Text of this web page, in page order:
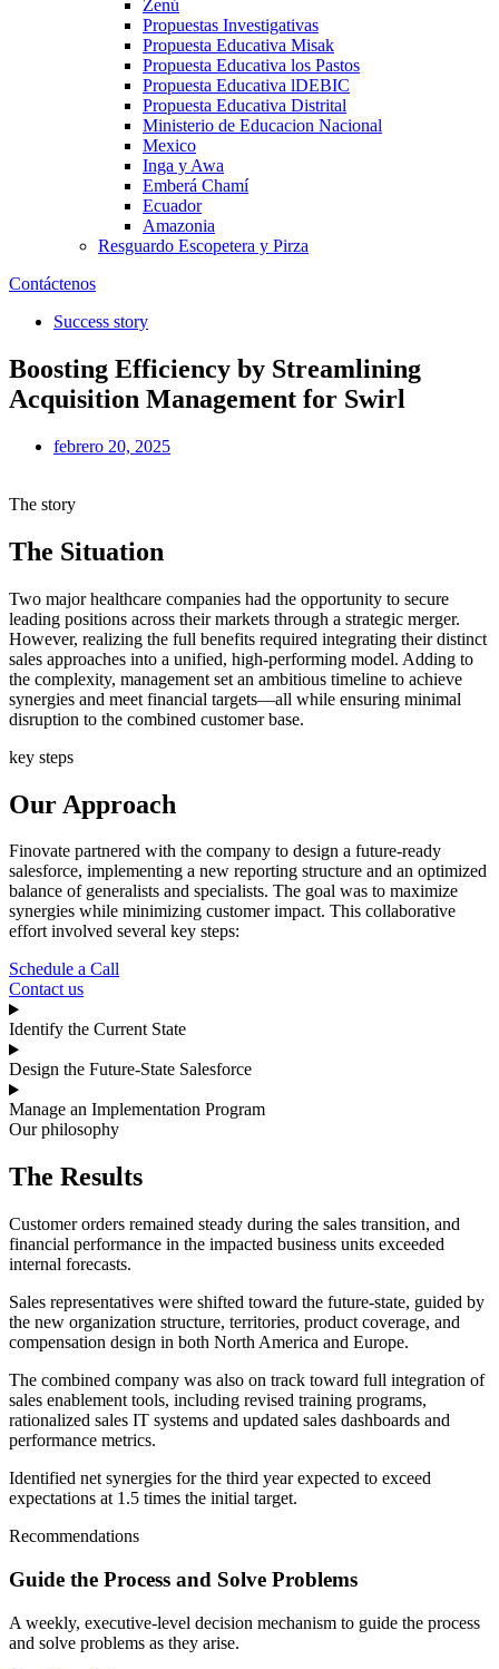
Zenú
Propuestas Investigativas
Propuesta Educativa Misak
Propuesta Educativa los Pastos
Propuesta Educativa lDEBIC
Propuesta Educativa Distrital
Ministerio de Educacion Nacional
Mexico
Inga y Awa
Emberá Chamí
Ecuador
Amazonia
Resguardo Escopetera y Pirza
Contáctenos
Success story
Boosting Efficiency by Streamlining
Acquisition Management for Swirl
febrero 20, 2025
The story
The Situation
Two major healthcare companies had the opportunity to secure
leading positions across their markets through a strategic merger.
However, realizing the full benefits required integrating their distinct
sales approaches into a unified, high-performing model. Adding to
the complexity, management set an ambitious timeline to achieve
synergies and meet financial targets—all while ensuring minimal
disruption to the combined customer base.
key steps
Our Approach
Finovate partnered with the company to design a future-ready
salesforce, implementing a new reporting structure and an optimized
balance of generalists and specialists. The goal was to maximize
synergies while minimizing customer impact. This collaborative
effort involved several key steps:
Schedule a Call
Contact us
Identify the Current State
Design the Future-State Salesforce
Manage an Implementation Program
Our philosophy
The Results
Customer orders remained steady during the sales transition, and
financial performance in the impacted business units exceeded
internal forecasts.
Sales representatives were shifted toward the future-state, guided by
the new organization structure, territories, product coverage, and
compensation design in both North America and Europe.
The combined company was also on track toward full integration of
sales enablement tools, including revised training programs,
rationalized sales IT systems and updated sales dashboards and
performance metrics.
Identified net synergies for the third year expected to exceed
expectations at 1.5 times the initial target.
Recommendations
Guide the Process and Solve Problems
A weekly, executive-level decision mechanism to guide the process
and solve problems as they arise.